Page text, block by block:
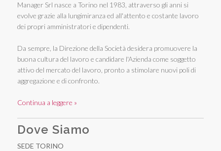
Manager Srl nasce a Torino nel 1983, attraverso gli anni si
evolve grazie alla lungimiranza ed all'attento e costante lavoro
dei propri amministratori e dipendenti.
Da sempre, la Direzione della Società desidera promuovere la
buona cultura del lavoro e candidare l'Azienda come soggetto
attivo del mercato del lavoro, pronto a stimolare nuovi poli di
aggregazione e di confronto.
Continua a leggere »
Dove Siamo
SEDE TORINO